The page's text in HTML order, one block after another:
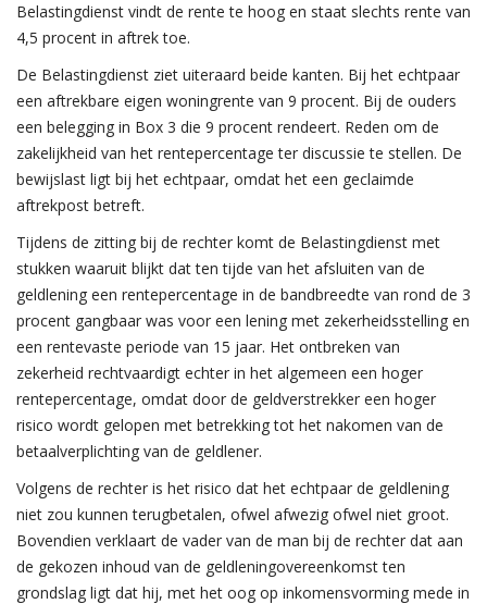
Belastingdienst vindt de rente te hoog en staat slechts rente van
4,5 procent in aftrek toe.
De Belastingdienst ziet uiteraard beide kanten. Bij het echtpaar
een aftrekbare eigen woningrente van 9 procent. Bij de ouders
een belegging in Box 3 die 9 procent rendeert. Reden om de
zakelijkheid van het rentepercentage ter discussie te stellen. De
bewijslast ligt bij het echtpaar, omdat het een geclaimde
aftrekpost betreft.
Tijdens de zitting bij de rechter komt de Belastingdienst met
stukken waaruit blijkt dat ten tijde van het afsluiten van de
geldlening een rentepercentage in de bandbreedte van rond de 3
procent gangbaar was voor een lening met zekerheidsstelling en
een rentevaste periode van 15 jaar. Het ontbreken van
zekerheid rechtvaardigt echter in het algemeen een hoger
rentepercentage, omdat door de geldverstrekker een hoger
risico wordt gelopen met betrekking tot het nakomen van de
betaalverplichting van de geldlener.
Volgens de rechter is het risico dat het echtpaar de geldlening
niet zou kunnen terugbetalen, ofwel afwezig ofwel niet groot.
Bovendien verklaart de vader van de man bij de rechter dat aan
de gekozen inhoud van de geldleningovereenkomst ten
grondslag ligt dat hij, met het oog op inkomensvorming mede in